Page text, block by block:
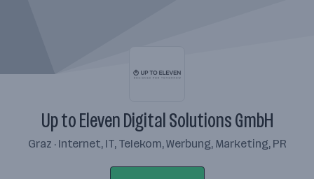
Up to Eleven Digital Solutions GmbH
Graz · Internet, IT, Telekom, Werbung, Marketing, PR